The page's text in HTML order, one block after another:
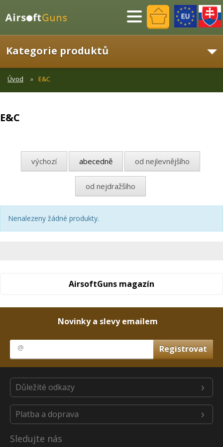
Menu
Kategorie produktů
Úvod E&C
E&C
výchozí abecedně od nejlevnějšího
od nejdražšího
Nenalezeny žádné produkty.
AirsoftGuns magazín
Novinky a slevy emailem
Důležité odkazy
Platba a doprava
Sledujte nás